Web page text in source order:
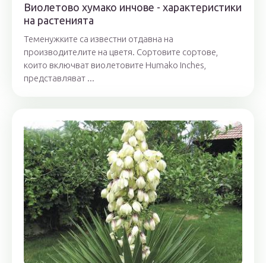
Виолетово хумако инчове - характеристики
на растенията
Теменужките са известни отдавна на
производителите на цветя. Сортовите сортове,
които включват виолетовите Humako Inches,
представляват ...